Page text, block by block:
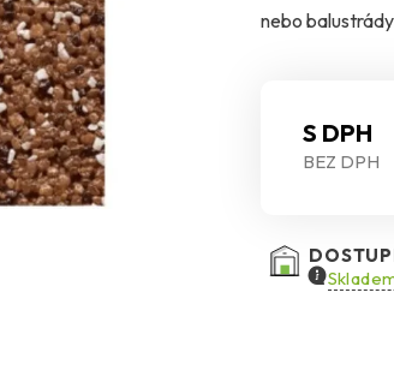
nebo
barevný a
vytvrdnutí je
Tmavé a syté
omítka účinně
S DPH
BEZ DPH